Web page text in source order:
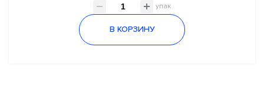
упак
В КОРЗИНУ